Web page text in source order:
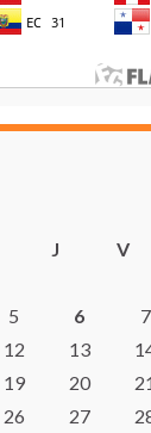
J V
5 6 7
12 13
19 20
26 27